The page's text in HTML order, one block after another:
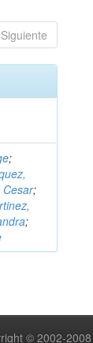
Siguiente
;
Cesar;
;
© 2002-2008